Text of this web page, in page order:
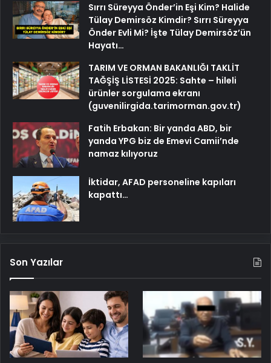
Sırrı Süreyya Önder’in Eşi Kim? Halide
Tülay Demirsöz Kimdir? Sırrı Süreyya
Önder Evli Mi? İşte Tülay Demirsöz’ün
Hayatı…
TARIM VE ORMAN BAKANLIĞI TAKLİT
TAĞŞİŞ LİSTESİ 2025: Sahte – hileli
ürünler sorgulama ekranı
(guvenilirgida.tarimorman.gov.tr)
Fatih Erbakan: Bir yanda ABD, bir
yanda YPG biz de Emevi Camii’nde
namaz kılıyoruz
İktidar, AFAD personeline kapıları
kapattı…
Son Yazılar